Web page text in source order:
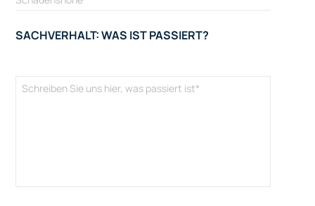
SACHVERHALT: WAS IST PASSIERT?